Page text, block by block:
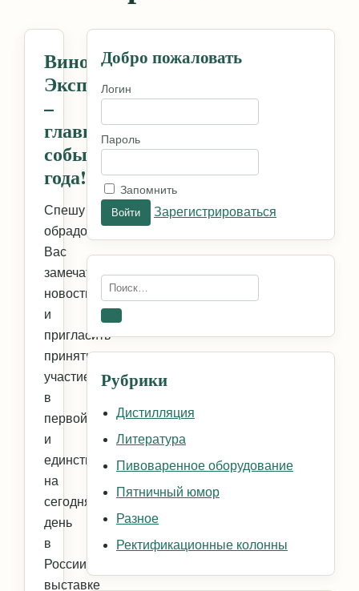
Винокур
Экспо
–
главное
событие
года!
Спешу
обрадовать
Вас
замечательной
новостью,
и
пригласить
принять
участие
в
первой
и
единственной
на
сегодняшний
день
в
России
выставке
Добро пожаловать
Логин
Пароль
Запомнить
Зарегистрироваться
Искать:
Поиск
Рубрики
Дистилляция
Литература
Пивоваренное оборудование
Пятничный юмор
Разное
Ректификационные колонны